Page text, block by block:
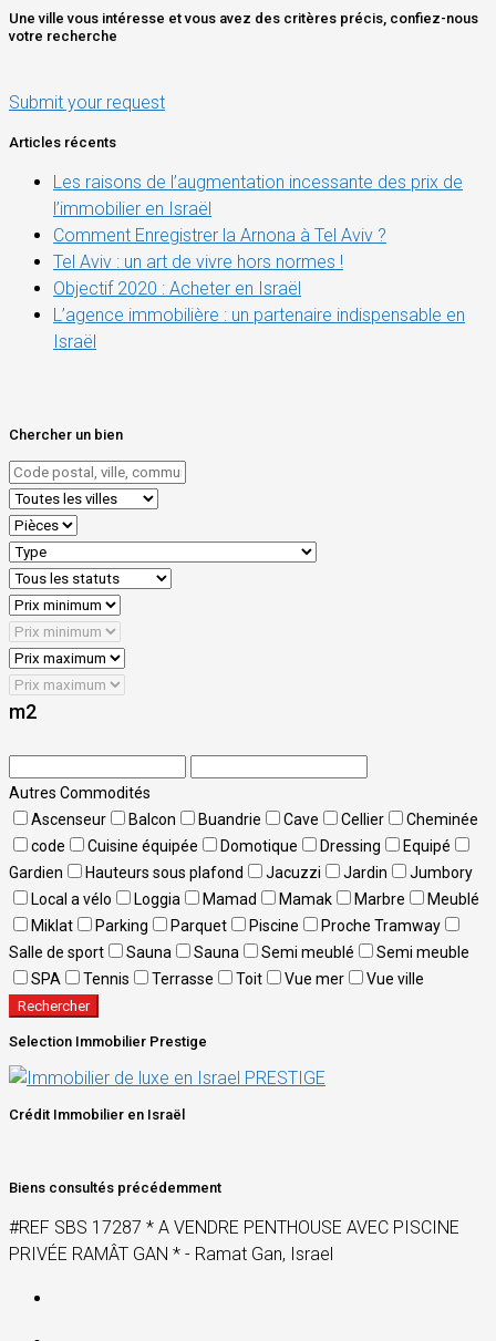
Une ville vous intéresse et vous avez des critères précis, confiez-nous
votre recherche
Submit your request
Articles récents
Les raisons de l’augmentation incessante des prix de
l’immobilier en Israël
Comment Enregistrer la Arnona à Tel Aviv ?
Tel Aviv : un art de vivre hors normes !
Objectif 2020 : Acheter en Israël
L’agence immobilière : un partenaire indispensable en
Israël
Chercher un bien
m2
Autres Commodités
Ascenseur
Balcon Buandrie Cave Cellier
Cheminée
code
Cuisine équipée Domotique Dressing
Equipé
Gardien
Hauteurs sous plafond Jacuzzi Jardin
Jumbory
Local a vélo
Loggia Mamad Mamak Marbre
Meublé
Miklat
Parking Parquet Piscine
Proche Tramway
Salle de sport
Sauna Sauna Semi meublé
Semi meuble
SPA
Tennis Terrasse Toit Vue mer Vue ville
Rechercher
Selection Immobilier Prestige
Crédit Immobilier en Israël
Biens consultés précédemment
#REF SBS 17287 * A VENDRE PENTHOUSE AVEC PISCINE
PRIVÉE RAMÂT GAN * - Ramat Gan, Israel